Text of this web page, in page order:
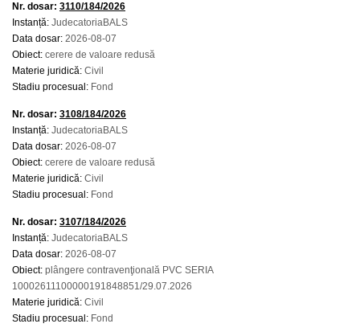
Nr. dosar: 3110/184/2026
Instanță: JudecatoriaBALS
Data dosar: 2026-08-07
Obiect: cerere de valoare redusă
Materie juridică: Civil
Stadiu procesual: Fond
Nr. dosar: 3108/184/2026
Instanță: JudecatoriaBALS
Data dosar: 2026-08-07
Obiect: cerere de valoare redusă
Materie juridică: Civil
Stadiu procesual: Fond
Nr. dosar: 3107/184/2026
Instanță: JudecatoriaBALS
Data dosar: 2026-08-07
Obiect: plângere contravenţională PVC SERIA
10002611100000191848851/29.07.2026
Materie juridică: Civil
Stadiu procesual: Fond